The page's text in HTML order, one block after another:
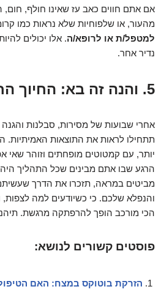
אם אתם חווים כאב עז שאינו חולף, חום,
מהעור, או שלפוחיות שלא נראות כמו
למטפל/ת או לרופא/ה. אלו יכולים
נדיר אחר.
5. והנה זה בא: החיוך החדש שלכם
אחרי שבועות של מסירות, סבלנות
תתחילו לראות את התוצאות האמיתיות.
יותר, עם קמטוטים מופחתים וזוהר
הרגע שבו אתם מבינים שכל התהליך
מביטים במראה, תזכרו את הדרך
והנפלא שלכם. כי כשיודעים למה
הכי מורכב הופך להרפתקה מרגשת.
פוסטים קשורים לנושא:
הזרקת בוטוקס במצח: האם